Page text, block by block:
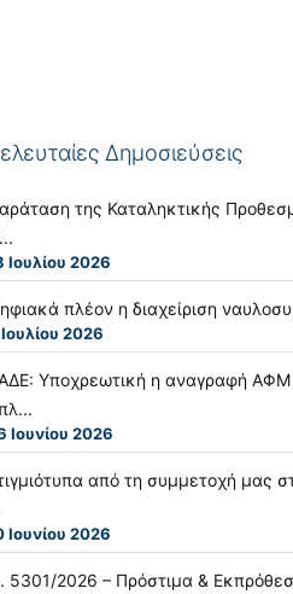
Δημοσιεύσεις
της Καταληκτικής
Ιουλίου 2026
πλέον η διαχείριση
2026
Υποχρεωτική η αναγραφή ΑΦΜ
Ιουνίου 2026
από τη συμμετοχή μας
Ιουνίου 2026
5301/2026 – Πρόστιμα &